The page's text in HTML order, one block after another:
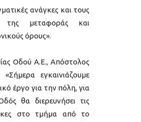
ανάγκες και τους
της μεταφοράς και
όρους».
Οδού Α.Ε., Απόστολος
εγκαινιάζουμε
έργο για την πόλη, για
θα διερευνήσει τις
στο τμήμα από το